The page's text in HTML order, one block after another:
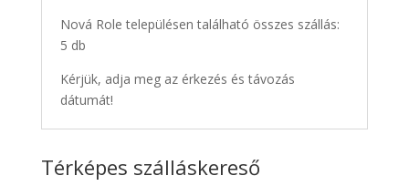
Nová Role településen található összes szállás:
5 db
Kérjük, adja meg az érkezés és távozás
dátumát!
Térképes szálláskereső